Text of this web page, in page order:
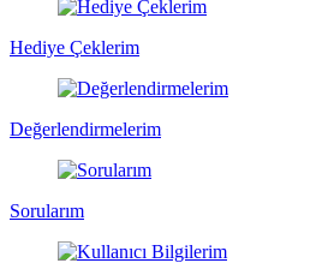
Hediye Çeklerim
Değerlendirmelerim
Sorularım